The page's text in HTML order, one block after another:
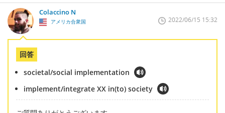
Colaccino N
アメリカ合衆国 2022/06/15 15:32
回答
societal/social implementation
implement/integrate XX in(to) society